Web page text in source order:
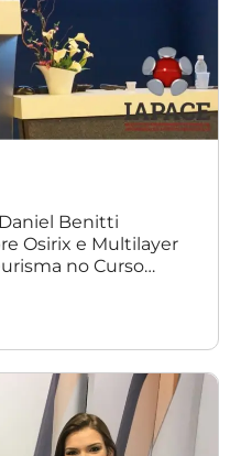
Benitti
Osirix e Multilayer
no Curso
os participantes